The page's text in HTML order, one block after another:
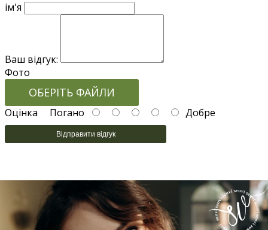
ім'я
Ваш відгук:
Фото
ОБЕРІТЬ ФАЙЛИ
Оцінка Погано Добре
Відправити відгук